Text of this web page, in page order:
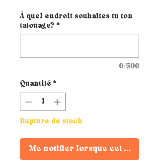
À quel endroit souhaites tu ton
tatouage? *
0/500
Quantité *
Rupture de stock
Me notifier lorsque cet article